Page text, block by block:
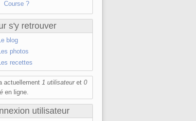
Course ?
s'y retrouver
blog
Les photos
recettes
actuellement 1 utilisateuret0
en ligne.
utilisateur